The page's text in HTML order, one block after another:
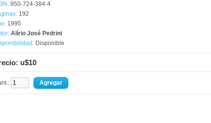
950-724-384-4
192
1995
Alírio José Pedrini
Disponible
u$10